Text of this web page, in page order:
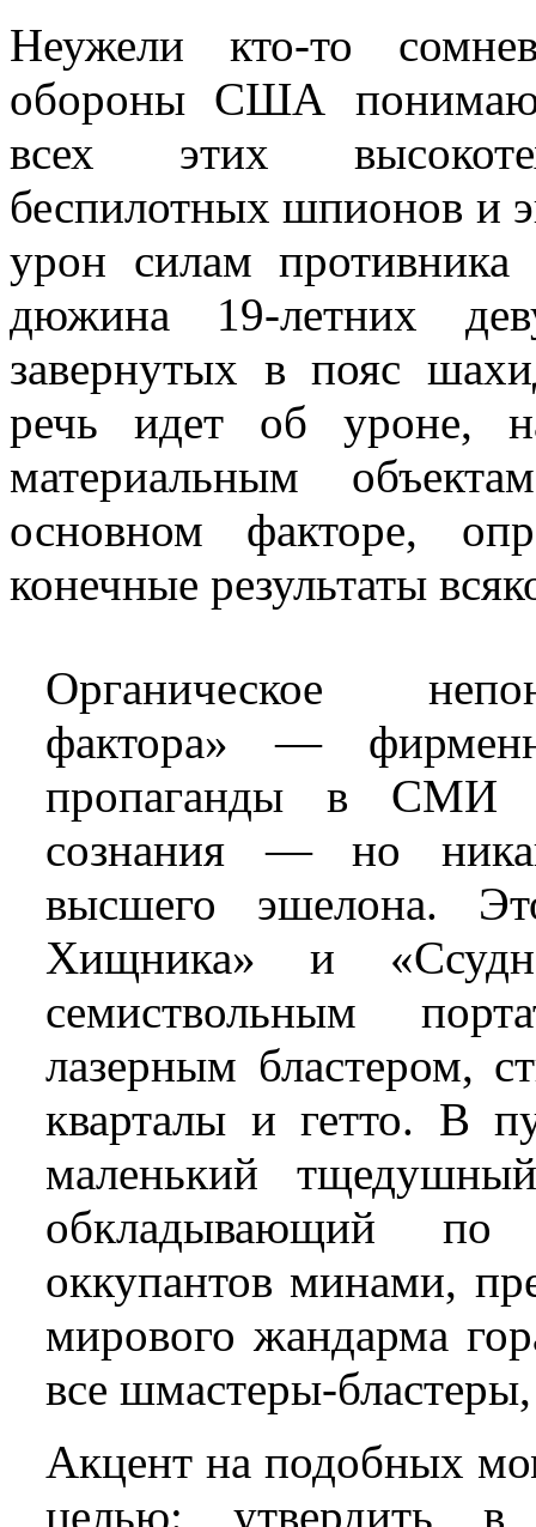
Неужели кто-то
обороны США
всех этих
беспилотных шпионов и
урон силам
дюжина 19-летних
завернутых в пояс
речь идет об уроне,
материальным
основном факторе,
конечные результаты
Органическое
фактора» —
пропаганды в СМИ и
сознания — но
высшего эшелона.
Хищника» и
семиствольным
лазерным бластером,
кварталы и гетто. В
маленький
обкладывающий по
оккупантов минами,
мирового жандарма
все шмастеры-
Акцент на подобных
целью: утвердить в